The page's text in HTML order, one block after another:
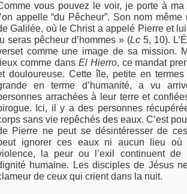
vous pouvez le voir, je porte à ma
appelle “du Pêcheur”. Son nom
Galilée, où le Christ a appelé Pierre et
seras pêcheur d’hommes » (Lc 5, 10).
comme une image de sa mission.
comme dans El Hierro, ce mandat
douloureuse. Cette île, petite en
en terme d’humanité, a vu
arrachées à leur terre et
Ici, il y a des personnes
sans vie repêchés des eaux. C’est
Pierre ne peut se désintéresser de
ignorer ces eaux ni aucun lieu
la peur ou l’exil continuent de
humaine. Les disciples de Jésus
de ceux qui crient dans la nuit.